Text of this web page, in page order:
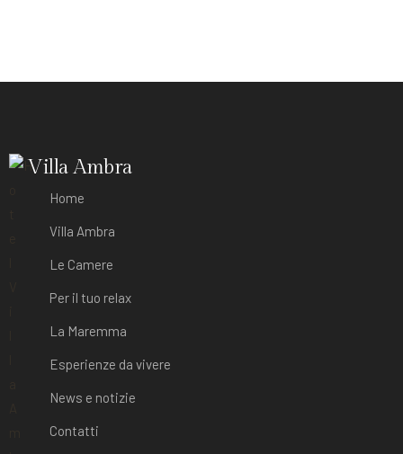
Villa Ambra
Home
Villa Ambra
Le Camere
Per il tuo relax
La Maremma
Esperienze da vivere
News e notizie
Contatti